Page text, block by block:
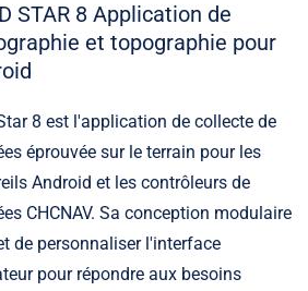
STAR 8 Application de
et topographie pour
8 est l'application de collecte de
éprouvée sur le terrain pour les
Android et les contrôleurs de
CHCNAV. Sa conception modulaire
de personnaliser l'interface
pour répondre aux besoins